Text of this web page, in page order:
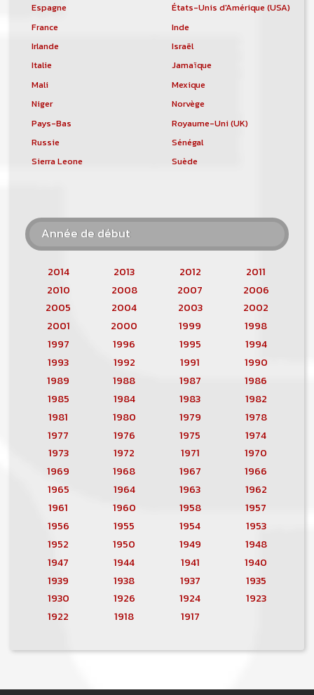
Espagne
États-Unis d'Amérique (USA)
France
Inde
Irlande
Israël
Italie
Jamaïque
Mali
Mexique
Niger
Norvège
Pays-Bas
Royaume-Uni (UK)
Russie
Sénégal
Sierra Leone
Suède
Année de début
2014 2013 2012
2011
2010
2008 2007
2006
2005
2004 2003
2002
2001
2000 1999
1998
1997
1996 1995
1994
1993
1992 1991
1990
1989
1988 1987
1986
1985
1984 1983
1982
1981
1980 1979
1978
1977
1976 1975
1974
1973
1972 1971
1970
1969
1968 1967
1966
1965
1964 1963
1962
1961
1960 1958
1957
1956
1955 1954
1953
1952
1950 1949
1948
1947
1944 1941
1940
1939
1938 1937
1935
1930
1926 1924
1923
1922
1918 1917